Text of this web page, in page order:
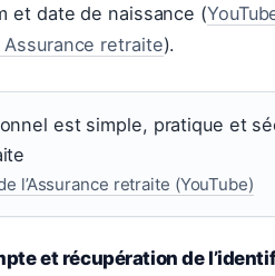
et date de naissance (
retraite).
est simple, pratique et
l’Assurance retraite (YouTube)
et récupération de